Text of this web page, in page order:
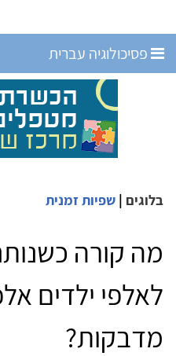
פסיכולוגיה עברית
בלוגים | שפיות זמנית
מה קורה
לאלפי ילדים
מדבקות?